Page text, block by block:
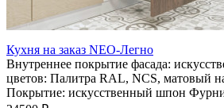
Кухня на заказ NEO-Легно
Внутреннее покрытие фасада:
цветов: Палитра RAL, NCS, матовый
Покрытие: искусственный шпон